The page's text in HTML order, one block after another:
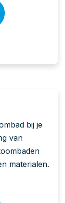
bij je
van
materialen.